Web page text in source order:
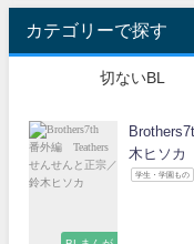
カテゴリーで探す
切ないBL
木ヒソカ
学生・学園もの